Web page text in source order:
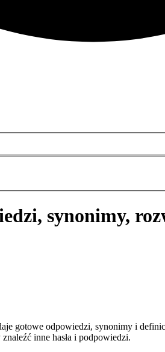
synonimy,
gotowe odpowiedzi, synonimy i
inne hasła i podpowiedzi.